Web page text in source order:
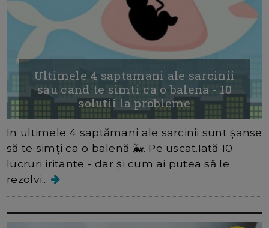
Ultimele 4 saptamani ale sarcinii
sau cand te simti ca o balena - 10
solutii la probleme
In ultimele 4 saptămani ale sarcinii sunt șanse
să te simți ca o balenă 🐳. Pe uscat.Iată 10
lucruri iritante - dar și cum ai putea să le
rezolvi...